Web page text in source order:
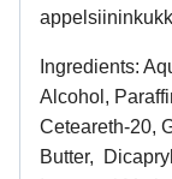
Ingredients:
Alcohol,
Ceteareth-20,
Butter,